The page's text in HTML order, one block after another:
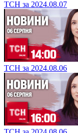
ТСН за 2024.08.07
ТСН за 2024.08.06